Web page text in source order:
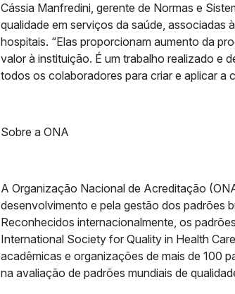
Cássia Manfredini, gerente de Normas e
qualidade em serviços da saúde,
hospitais. “Elas proporcionam aumento da
valor à instituição. É um trabalho realizado e
todos os colaboradores para criar e aplicar a
Sobre a ONA
A Organização Nacional de Acreditação
desenvolvimento e pela gestão dos padrões
Reconhecidos internacionalmente, os
International Society for Quality in Health
acadêmicas e organizações de mais de 100
na avaliação de padrões mundiais de